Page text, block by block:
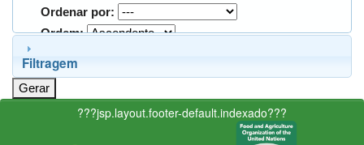
Ordenar por:
Ordem:
Filtragem
???jsp.layout.footer-default.indexado???